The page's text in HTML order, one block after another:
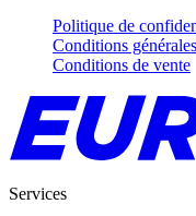
Politique de
Conditions générales
Conditions de vente
Services